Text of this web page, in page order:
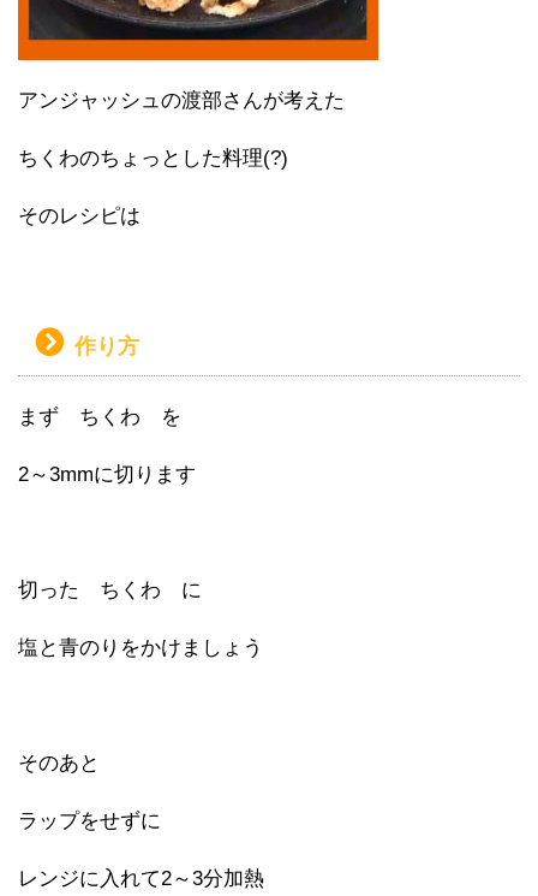
アンジャッシュの渡部さんが考えた
ちくわのちょっとした料理(?)
そのレシピは
作り方
まず ちくわ を
2～3mmに切ります
切った ちくわ に
塩と青のりをかけましょう
そのあと
ラップをせずに
レンジに入れて2～3分加熱